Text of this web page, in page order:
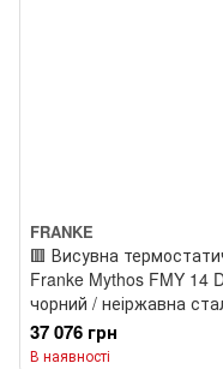
FRANKE
🟥 Висувна
Franke Mythos FMY 14
чорний / неіржавна
37 076 грн
В наявності